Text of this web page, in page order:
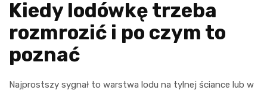
Kiedy lodówkę trzeba
rozmrozić i po czym to
poznać
Najprostszy sygnał to warstwa lodu na tylnej ściance lub w